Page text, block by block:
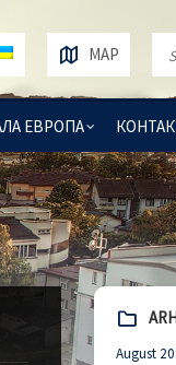
ЕВРОПА
MAP
August